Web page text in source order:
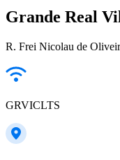
Grande Real
R. Frei Nicolau de
GRVICLTS